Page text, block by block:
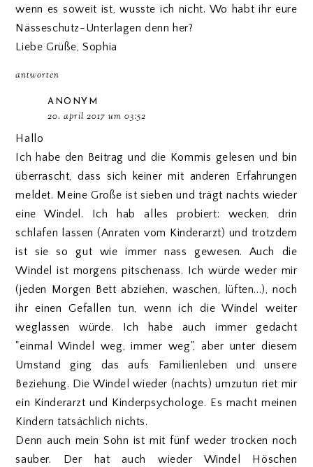
wenn es soweit ist, wusste ich nicht. Wo habt ihr eure
Nässeschutz-Unterlagen denn her?
Liebe Grüße, Sophia
antworten
ANONYM
20. april 2017 um 03:52
Hallo
Ich habe den Beitrag und die Kommis gelesen und bin
überrascht, dass sich keiner mit anderen Erfahrungen
meldet. Meine Große ist sieben und trägt nachts wieder
eine Windel. Ich hab alles probiert: wecken, drin
schlafen lassen (Anraten vom Kinderarzt) und trotzdem
ist sie so gut wie immer nass gewesen. Auch die
Windel ist morgens pitschenass. Ich würde weder mir
(jeden Morgen Bett abziehen, waschen, lüften...), noch
ihr einen Gefallen tun, wenn ich die Windel weiter
weglassen würde. Ich habe auch immer gedacht
"einmal Windel weg, immer weg", aber unter diesem
Umstand ging das aufs Familienleben und unsere
Beziehung. Die Windel wieder (nachts) umzutun riet mir
ein Kinderarzt und Kinderpsychologe. Es macht meinen
Kindern tatsächlich nichts.
Denn auch mein Sohn ist mit fünf weder trocken noch
sauber. Der hat auch wieder Windel Höschen